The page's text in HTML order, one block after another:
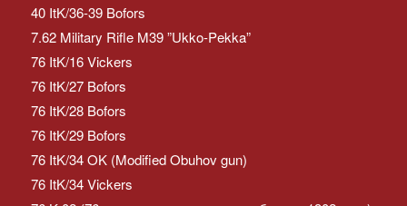
40 ItK/36-39 Bofors
7.62 Military Rifle M39 ”Ukko-Pekka”
76 ItK/16 Vickers
76 ItK/27 Bofors
76 ItK/28 Bofors
76 ItK/29 Bofors
76 ItK/34 OK (Modified Obuhov gun)
76 ItK/34 Vickers